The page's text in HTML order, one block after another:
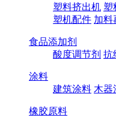
塑料挤出机 塑
塑机配件 加料
食品添加剂
酸度调节剂 抗
涂料
建筑涂料 木器
橡胶原料